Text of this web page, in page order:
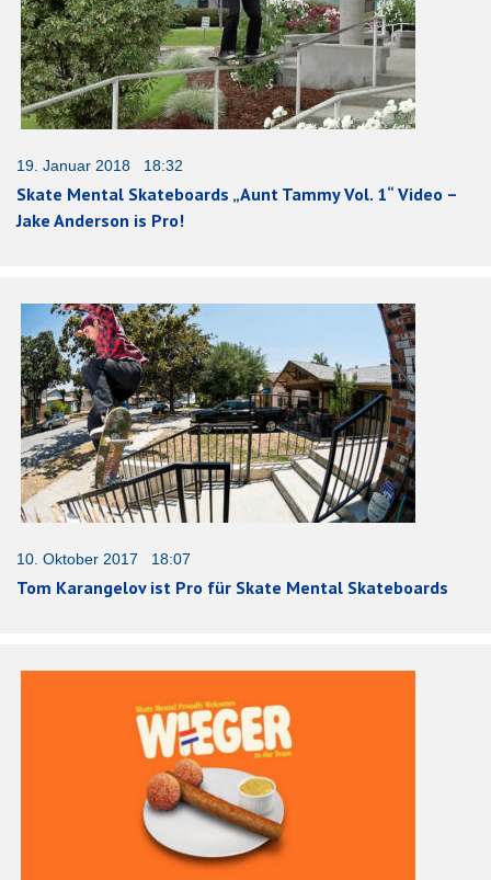
19. Januar 2018 18:32
Skate Mental Skateboards „Aunt Tammy Vol. 1“ Video –
Jake Anderson is Pro!
10. Oktober 2017 18:07
Tom Karangelov ist Pro für Skate Mental Skateboards